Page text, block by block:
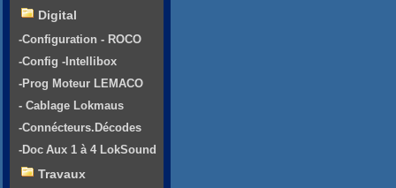
Digital
-Configuration - ROCO
-Config -Intellibox
-Prog Moteur LEMACO
- Cablage Lokmaus
-Connécteurs.Décodes
-Doc Aux 1 à 4 LokSound
Travaux